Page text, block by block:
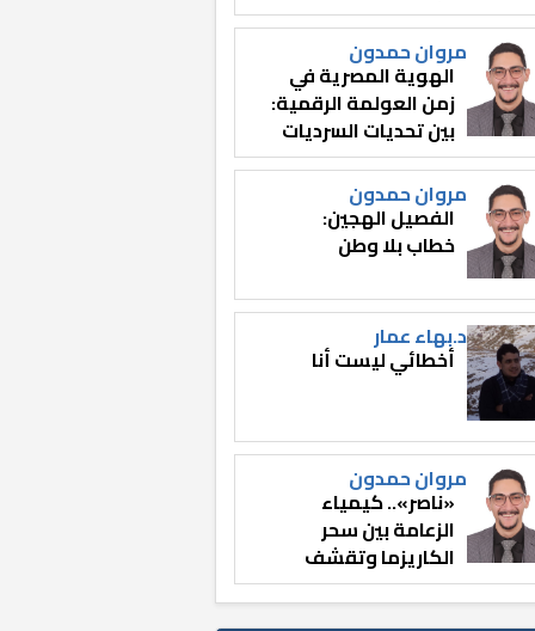
مروان حمدون
الهوية المصرية في
زمن العولمة الرقمية:
بين تحديات السرديات
وصناعة الوعي
مروان حمدون
الفصيل الهجين:
خطاب بلا وطن
د.بهاء عمار
أخطائي ليست أنا
مروان حمدون
«ناصر».. كيمياء
الزعامة بين سحر
الكاريزما وتقشف
الثائر